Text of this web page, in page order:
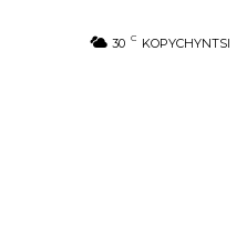
30 C KOPYCHYNTSI